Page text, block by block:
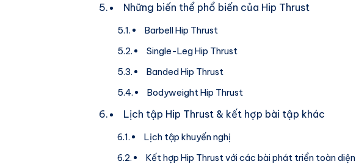
Những biến thể phổ biến của Hip Thrust
Barbell Hip Thrust
Single-Leg Hip Thrust
Banded Hip Thrust
Bodyweight Hip Thrust
Lịch tập Hip Thrust & kết hợp bài tập khác
Lịch tập khuyến nghị
Kết hợp Hip Thrust với các bài phát triển toàn diện